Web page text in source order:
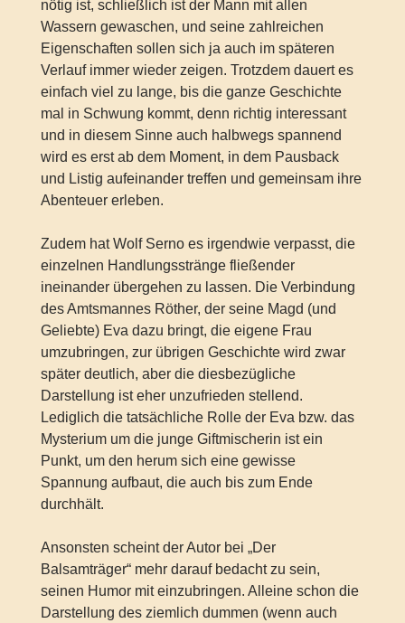
nötig ist, schließlich ist der Mann mit allen
Wassern gewaschen, und seine zahlreichen
Eigenschaften sollen sich ja auch im späteren
Verlauf immer wieder zeigen. Trotzdem dauert es
einfach viel zu lange, bis die ganze Geschichte
mal in Schwung kommt, denn richtig interessant
und in diesem Sinne auch halbwegs spannend
wird es erst ab dem Moment, in dem Pausback
und Listig aufeinander treffen und gemeinsam ihre
Abenteuer erleben.
Zudem hat Wolf Serno es irgendwie verpasst, die
einzelnen Handlungsstränge fließender
ineinander übergehen zu lassen. Die Verbindung
des Amtsmannes Röther, der seine Magd (und
Geliebte) Eva dazu bringt, die eigene Frau
umzubringen, zur übrigen Geschichte wird zwar
später deutlich, aber die diesbezügliche
Darstellung ist eher unzufrieden stellend.
Lediglich die tatsächliche Rolle der Eva bzw. das
Mysterium um die junge Giftmischerin ist ein
Punkt, um den herum sich eine gewisse
Spannung aufbaut, die auch bis zum Ende
durchhält.
Ansonsten scheint der Autor bei „Der
Balsamträger“ mehr darauf bedacht zu sein,
seinen Humor mit einzubringen. Alleine schon die
Darstellung des ziemlich dummen (wenn auch